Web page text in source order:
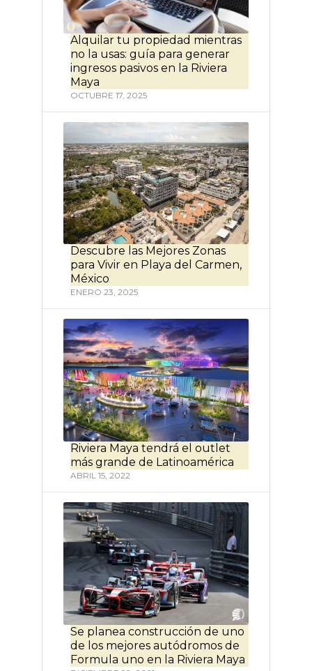
Alquilar tu propiedad mientras
no la usas: guía para generar
ingresos pasivos en la Riviera
Maya
OCTUBRE 17, 2025
Descubre las Mejores Zonas
para Vivir en Playa del Carmen,
México
ENERO 23, 2025
Riviera Maya tendrá el outlet
más grande de Latinoamérica
ABRIL 15, 2022
Se planea construcción de uno
de los mejores autódromos de
Formula uno en la Riviera Maya